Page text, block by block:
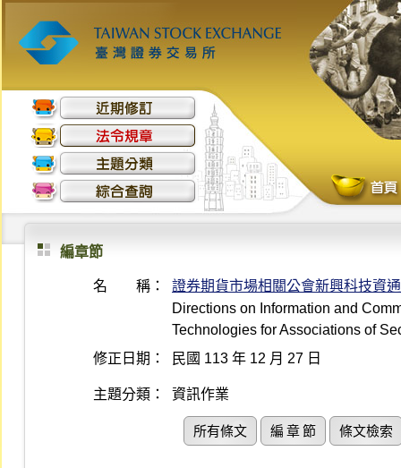
編章節
名 稱：
證券期貨市場相關公會新興科技資
Directions on Information and
Technologies for Associations of
修正日期：
民國 113 年 12 月 27 日
主題分類： 資訊作業
所有條文 編 章 節 條文檢索